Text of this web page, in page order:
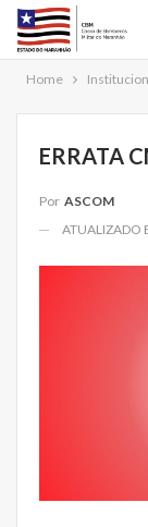
Home
ERRATA
Por ASCOM
ATUALIZADO